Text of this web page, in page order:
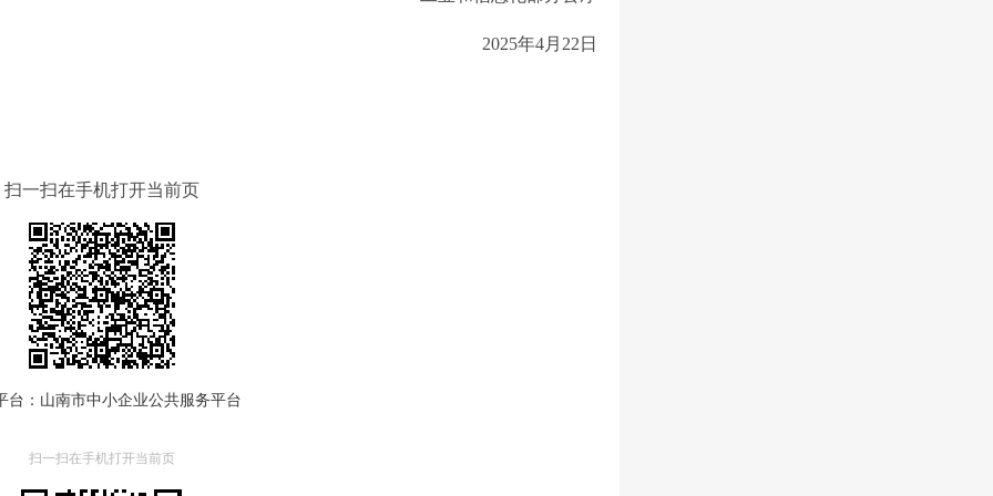
2025年4月22日
扫一扫在手机打开当前页
台：山南市中小企业公共服务平台
扫一扫在手机打开当前页